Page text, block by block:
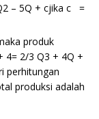
– 5Q + cjika c =
produk
4= 2/3 Q3 + 4Q +
perhitungan
produksi adalah